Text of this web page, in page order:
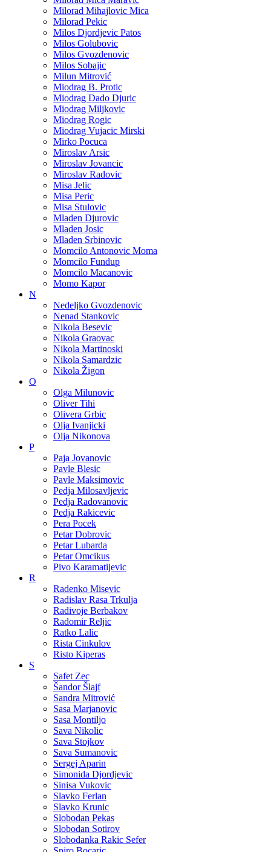
Milorad Mihajlovic Mica
Milorad Pekic
Milos Djordjevic Patos
Milos Golubovic
Milos Gvozdenovic
Milos Sobajic
Milun Mitrović
Miodrag B. Protic
Miodrag Dado Djuric
Miodrag Miljkovic
Miodrag Rogic
Miodrag Vujacic Mirski
Mirko Pocuca
Miroslav Arsic
Miroslav Jovancic
Miroslav Radovic
Misa Jelic
Misa Peric
Misa Stulovic
Mladen Djurovic
Mladen Josic
Mladen Srbinovic
Momcilo Antonovic Moma
Momcilo Fundup
Momcilo Macanovic
Momo Kapor
N
Nedeljko Gvozdenovic
Nenad Stankovic
Nikola Besevic
Nikola Graovac
Nikola Martinoski
Nikola Samardzic
Nikola Žigon
O
Olga Milunovic
Oliver Tihi
Olivera Grbic
Olja Ivanjicki
Olja Nikonova
P
Paja Jovanovic
Pavle Blesic
Pavle Maksimovic
Pedja Milosavljevic
Pedja Radovanovic
Pedja Rakicevic
Pera Pocek
Petar Dobrovic
Petar Lubarda
Petar Omcikus
Pivo Karamatijevic
R
Radenko Misevic
Radislav Rasa Trkulja
Radivoje Berbakov
Radomir Reljic
Ratko Lalic
Rista Cinkulov
Risto Kiperas
S
Safet Zec
Šandor Šlajf
Sandra Mitrović
Sasa Marjanovic
Sasa Montiljo
Sava Nikolic
Sava Stojkov
Sava Sumanovic
Sergej Aparin
Simonida Djordjevic
Sinisa Vukovic
Slavko Ferlan
Slavko Krunic
Slobodan Pekas
Slobodan Sotirov
Slobodanka Rakic Sefer